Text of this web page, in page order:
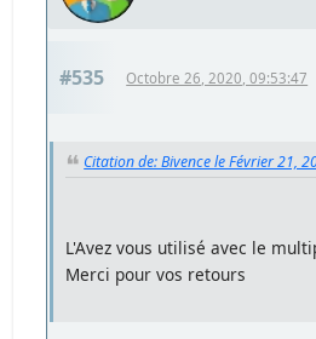
#535 Octobre 26, 2020, 09:53:47
Citation de: Bivence le Février 21,
L'Avez vous utilisé avec le
Merci pour vos retours